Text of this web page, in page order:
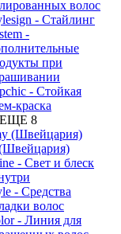
волос
- Стайлинг
-
при
- Стойкая
краска
8
- Свет и блеск
- Средства
волос
- Линия для